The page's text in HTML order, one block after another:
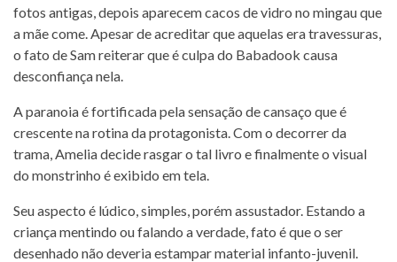
fotos antigas, depois aparecem cacos de vidro no mingau que
a mãe come. Apesar de acreditar que aquelas era travessuras,
o fato de Sam reiterar que é culpa do Babadook causa
desconfiança nela.
A paranoia é fortificada pela sensação de cansaço que é
crescente na rotina da protagonista. Com o decorrer da
trama, Amelia decide rasgar o tal livro e finalmente o visual
do monstrinho é exibido em tela.
Seu aspecto é lúdico, simples, porém assustador. Estando a
criança mentindo ou falando a verdade, fato é que o ser
desenhado não deveria estampar material infanto-juvenil.